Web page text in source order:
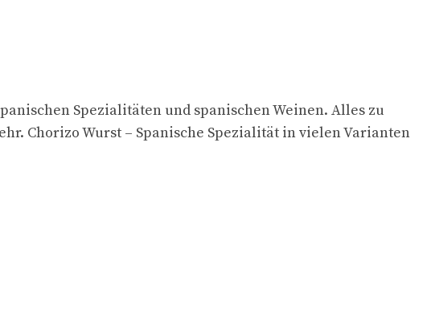
Spezialitäten und spanischen Weinen. Alles zu
Chorizo Wurst – Spanische Spezialität in vielen Varianten